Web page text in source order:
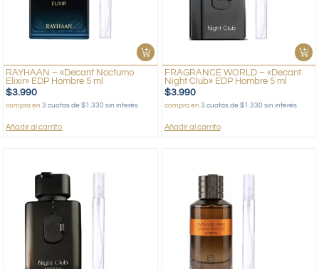
RAYHAAN – «Decant Nocturno
Elixir» EDP Hombre 5 ml
$3.990
compra en3 cuotas de $1.330 sin interés
Añadir al carrito
FRAGRANCE WORLD – «Decant
Night Club» EDP Hombre 5 ml
$3.990
compra en 3 cuotas de $1.330 sin interés
Añadir al carrito